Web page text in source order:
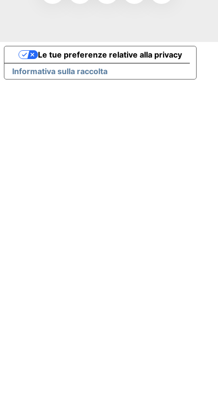
Informativa sulla raccolta
Le tue preferenze relative alla privacy